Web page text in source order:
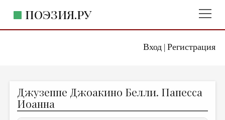
Вход| Регистрация
ПОЭЗИЯ.РУ
ЖАНРЫ
АВТОРЫ
Джузеппе Джоакино Белли. Папесса
Иоанна